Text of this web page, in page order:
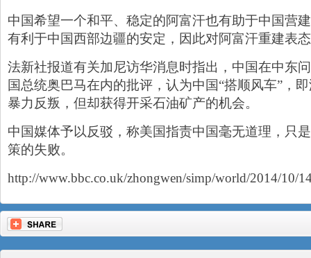
中国希望一个和平、稳定的阿富汗也有助于中国营
有利于中国西部边疆的安定，因此对阿富汗重建表
法新社报道有关加尼访华消息时指出，中国在中东
国总统奥巴马在内的批评，认为中国“搭顺风车”，
暴力反叛，但却获得开采石油矿产的机会。
中国媒体予以反驳，称美国指责中国毫无道理，只
策的失败。
http://www.bbc.co.uk/zhongwen/simp/world/2014/10/